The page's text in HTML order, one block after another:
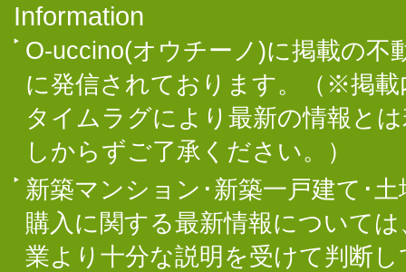
Information
O-uccino(オウチーノ)に掲載の不
に発信されております。（※掲
タイムラグにより最新の情報と
しからずご了承ください。）
新築マンション･新築一戸建て･
購入に関する最新情報について
業より十分な説明を受けて判断